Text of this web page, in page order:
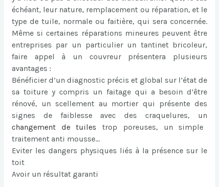
échéant, leur nature, remplacement ou réparation, et le
type de tuile, normale ou faitière, qui sera concernée.
Même si certaines réparations mineures peuvent être
entreprises par un particulier un tantinet bricoleur,
faire appel à un couvreur présentera plusieurs
avantages :
Bénéficier d’un diagnostic précis et global sur l’état de
sa toiture y compris un faitage qui a besoin d’être
rénové, un scellement au mortier qui présente des
signes de faiblesse avec des craquelures, un
changement de tuiles trop poreuses, un simple
traitement anti mousse…
Eviter les dangers physiques liés à la présence sur le
toit
Avoir un résultat garanti